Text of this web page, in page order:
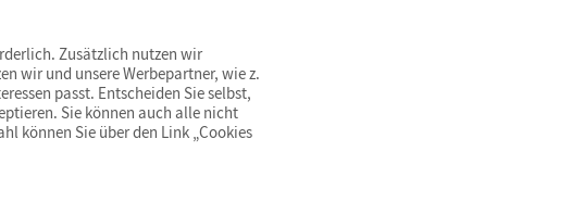
wir versandkostenfrei innerhalb Deutschlands
Zusätzlich nutzen wir
wir und unsere Werbepartner, wie z.
passt. Entscheiden Sie selbst,
Sie können auch alle nicht
können Sie über den Link „Cookies